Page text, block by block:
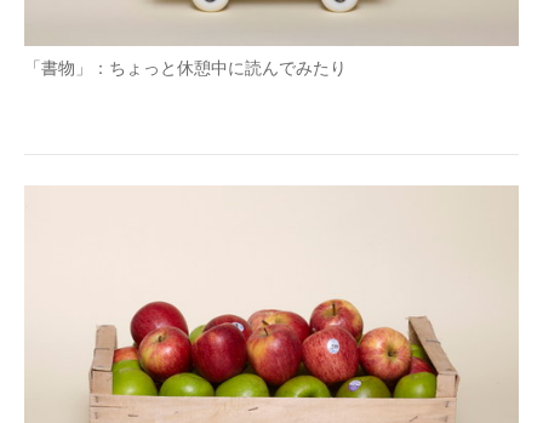
「書物」：ちょっと休憩中に読んでみたり